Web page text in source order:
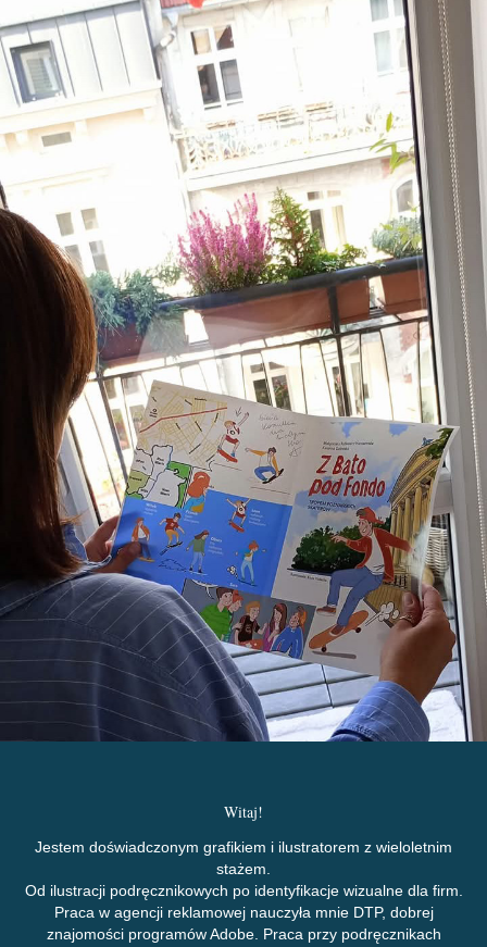
Witaj!
Jestem doświadczonym grafikiem i ilustratorem z wieloletnim
stażem.
Od ilustracji podręcznikowych po identyfikacje wizualne dla firm.
Praca w agencji reklamowej nauczyła mnie DTP, dobrej
znajomości programów Adobe. Praca przy podręcznikach